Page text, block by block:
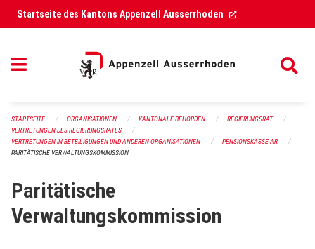
Navigation überspringen
Startseite des Kantons Appenzell Ausserrhoden (External Link)
STARTSEITE ORGANISATIONEN KANTONALE BEHÖRDEN
REGIERUNGSRAT
VERTRETUNGEN DES REGIERUNGSRATES
VERTRETUNGEN IN BETEILIGUNGEN UND ANDEREN ORGANISATIONEN
PENSIONSKASSE AR
PARITÄTISCHE VERWALTUNGSKOMMISSION
Paritätische
Verwaltungskommission